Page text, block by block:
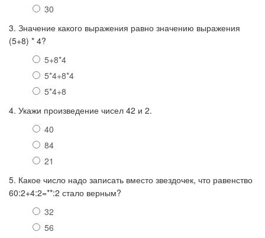
30
3. Значение какого выражения равно значению выражения
(5+8) * 4?
5+8*4
5*4+8*4
5*4+8
4. Укажи произведение чисел 42 и 2.
40
84
21
5. Какое число надо записать вместо звездочек, что равенство
60:2+4:2=**:2 стало верным?
32
56